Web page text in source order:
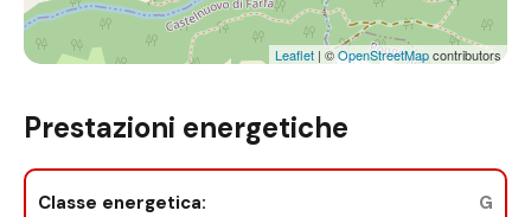
Leaflet | ©OpenStreetMapcontributors
Prestazioni energetiche
Classe energetica: G